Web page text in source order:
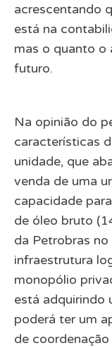
acrescentando
está na
mas o quanto o
futuro.
Na opinião do
características
unidade, que
venda de uma
capacidade
de óleo bruto
da Petrobras
infraestrutura
monopólio
está adquirindo
poderá ter um
de